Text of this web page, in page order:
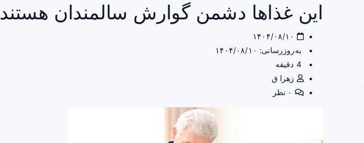
این غذاها دشمن گوارش سالمندان هستند
به‌روزرسانی: ۱۴۰۴/۰۸/۱۰
4 دقیقه
زهرا ق